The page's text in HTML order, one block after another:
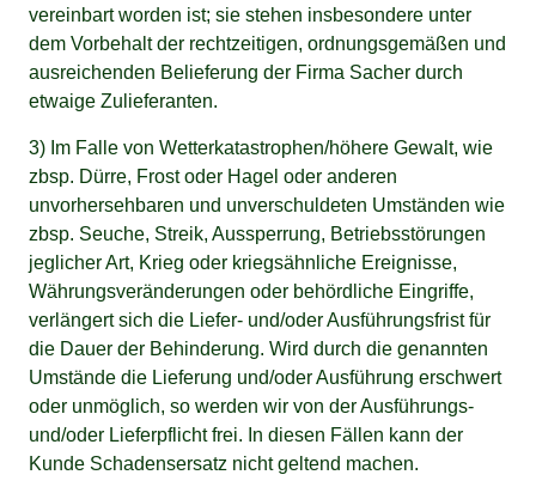
vereinbart worden ist; sie stehen insbesondere unter
dem Vorbehalt der rechtzeitigen, ordnungsgemäßen und
ausreichenden Belieferung der Firma Sacher durch
etwaige Zulieferanten.
3) Im Falle von Wetterkatastrophen/höhere Gewalt, wie
zbsp. Dürre, Frost oder Hagel oder anderen
unvorhersehbaren und unverschuldeten Umständen wie
zbsp. Seuche, Streik, Aussperrung, Betriebsstörungen
jeglicher Art, Krieg oder kriegsähnliche Ereignisse,
Währungsveränderungen oder behördliche Eingriffe,
verlängert sich die Liefer- und/oder Ausführungsfrist für
die Dauer der Behinderung. Wird durch die genannten
Umstände die Lieferung und/oder Ausführung erschwert
oder unmöglich, so werden wir von der Ausführungs-
und/oder Lieferpflicht frei. In diesen Fällen kann der
Kunde Schadensersatz nicht geltend machen.